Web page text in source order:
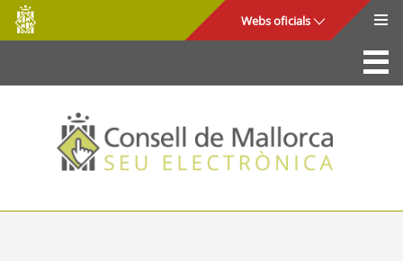
Salta al contingut principal
Consell
de
Mallorca
Webs oficials
La Seu
Consell de Mallorca
Accés i seguretat
Utilitats